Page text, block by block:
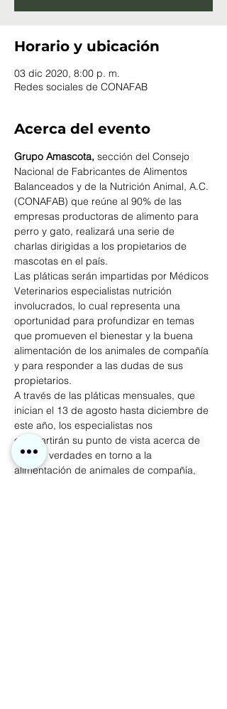
Horario y ubicación
03 dic 2020, 8:00 p. m.
Redes sociales de CONAFAB
Acerca del evento
Grupo Amascota, sección del Consejo
Nacional de Fabricantes de Alimentos
Balanceados y de la Nutrición Animal, A.C.
(CONAFAB) que reúne al 90% de las
empresas productoras de alimento para
perro y gato, realizará una serie de
charlas dirigidas a los propietarios de
mascotas en el país.
Las pláticas serán impartidas por Médicos
Veterinarios especialistas nutrición
involucrados, lo cual representa una
oportunidad para profundizar en temas
que promueven el bienestar y la buena
alimentación de los animales de compañía
y para responder a las dudas de sus
propietarios.
A través de las pláticas mensuales, que
inician el 13 de agosto hasta diciembre de
este año, los especialistas nos
compartirán su punto de vista acerca de
mitos y verdades en torno a la
alimentación de animales de compañía,